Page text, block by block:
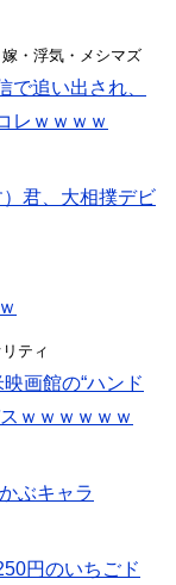
・浮気・メシマズ
で追い出され、
レｗｗｗｗ
君、大相撲デビ
ティ
画館の“ハンド
ｗｗｗｗｗｗ
ぶキャラ
円のいちごド